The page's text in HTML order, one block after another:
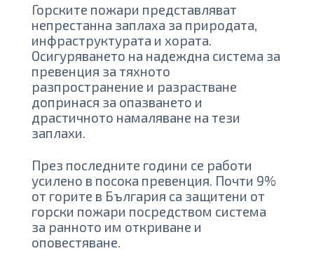
Горските пожари представляват
непрестанна заплаха за природата,
инфраструктурата и хората.
Осигуряването на надеждна система за
превенция за тяхното
разпространение и разрастване
допринася за опазването и
драстичното намаляване на тези
заплахи.
През последните години се работи
усилено в посока превенция. Почти 9%
от горите в България са защитени от
горски пожари посредством система
за ранното им откриване и
оповестяване.